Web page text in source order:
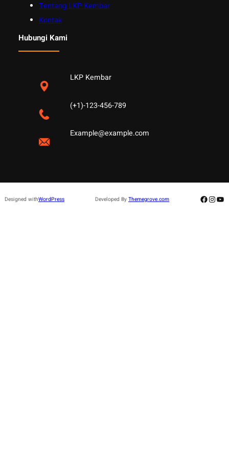
Tentang LKP Kembar
Kontak
Hubungi Kami
LKP Kembar
(+1)-123-456-789
Example@example.com
Designed withWordPress Developed By Themegrove.com